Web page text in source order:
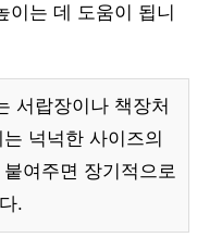
이는 데 도움이 됩니
서랍장이나 책장처
넉넉한 사이즈의
여주면 장기적으로
.